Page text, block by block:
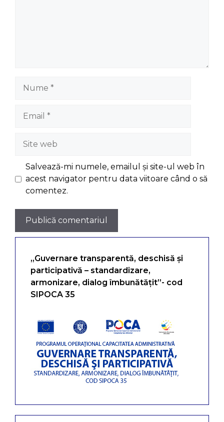
Site
web
Salvează-mi numele, emailul și site-ul web în
acest navigator pentru data viitoare când o să
comentez.
„Guvernare transparentă, deschisă și
participativă – standardizare,
armonizare, dialog îmbunătățit”- cod
SIPOCA 35